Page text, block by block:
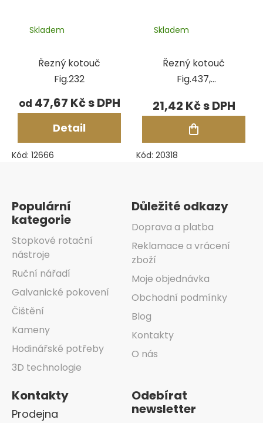
Řezný kotouč
Fig.232
Skladem
od 47,67 Kč
Detail
Kód: 12666
Řezný kotouč
Fig.437,
Skladem
21,42 Kč
Kód: 20318
Populární
kategorie
Stopkové rotační
nástroje
Ruční nářadí
Galvanické pokovení
Čištění
Kameny
Hodinářské potřeby
3D technologie
Důležité odkazy
Doprava a platba
Reklamace a vrácení
zboží
Moje objednávka
Obchodní podmínky
Blog
Kontakty
O nás
Kontakty
Prodejna
Odebírat
newsletter